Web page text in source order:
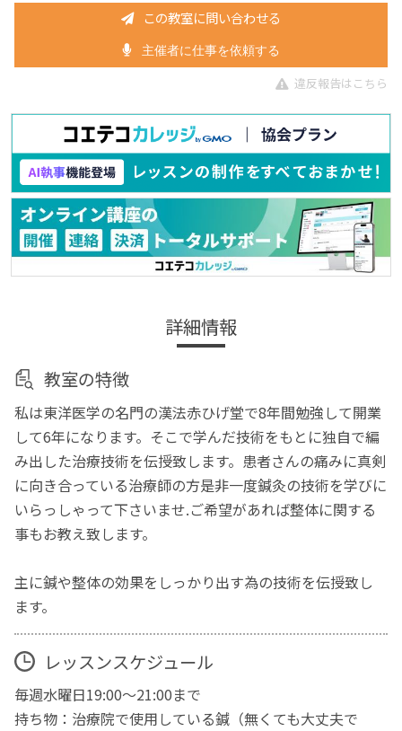
この教室に問い合わせる
主催者に仕事を依頼する
違反報告はこちら
詳細情報
教室の特徴
私は東洋医学の名門の漢法赤ひげ堂で8年間勉強して開業
して6年になります。そこで学んだ技術をもとに独自で編
み出した治療技術を伝授致します。患者さんの痛みに真剣
に向き合っている治療師の方是非一度鍼灸の技術を学びに
いらっしゃって下さいませ.ご希望があれば整体に関する
事もお教え致します。
主に鍼や整体の効果をしっかり出す為の技術を伝授致し
ます。
レッスンスケジュール
毎週水曜日19:00〜21:00まで
持ち物：治療院で使用している鍼（無くても大丈夫で